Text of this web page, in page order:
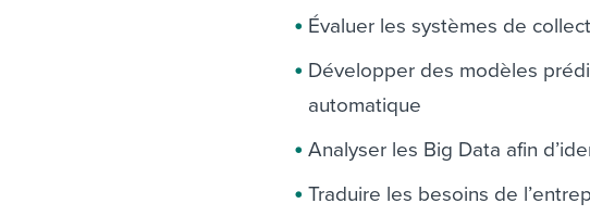
Évaluer les systèmes de
Développer des modèles
automatique
Analyser les Big Data afin
Traduire les besoins de